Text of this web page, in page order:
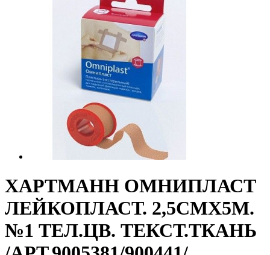
ХАРТМАНН ОМНИПЛАСТ
ЛЕЙКОПЛАСТ. 2,5СМХ5М.
№1 ТЕЛ.ЦВ. ТЕКСТ.ТКАНЬ